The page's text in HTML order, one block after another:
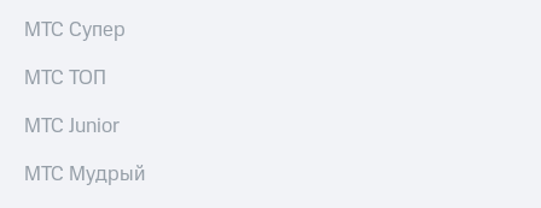
МТС Супер
МТС ТОП
МТС Junior
МТС Мудрый